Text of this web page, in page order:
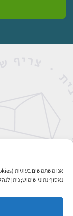
נאסוף נתוני שימוש; ניתן
אבן